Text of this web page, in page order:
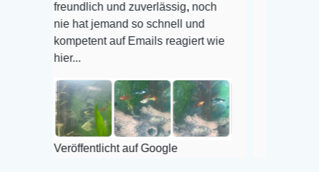
und zuverlässig, noch
hat jemand so schnell und
auf Emails reagiert wie
auf Google
super Zustand. Gerne